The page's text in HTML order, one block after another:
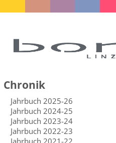
Chronik
Jahrbuch 2025-26
Jahrbuch 2024-25
Jahrbuch 2023-24
Jahrbuch 2022-23
Jahrbuch 2021-22